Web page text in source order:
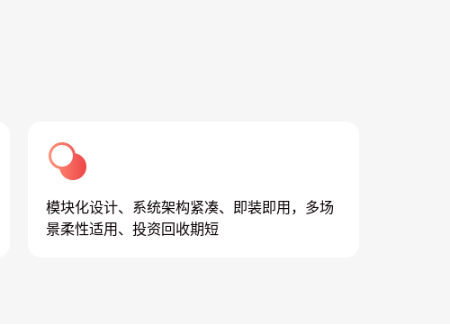
模块化设计、系统架构紧凑、即装即用，多场
景柔性适用、投资回收期短